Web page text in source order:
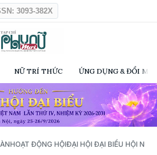
3093-382X
NỮ TRÍ THỨC ỨNG DỤNG & ĐỔI
HOẠT ĐỘNG HỘIĐẠI HỘI ĐẠI BIỂU HỘI NỮ